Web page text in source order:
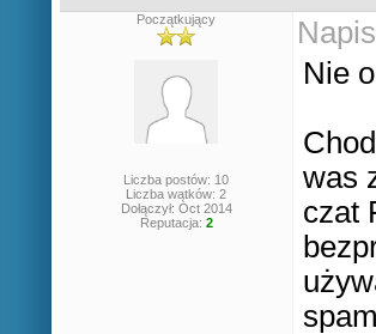
Początkujący
Liczba postów: 10
Liczba wątków: 2
Dołączył: Oct 2014
Reputacja: 2
Nie
was
czat